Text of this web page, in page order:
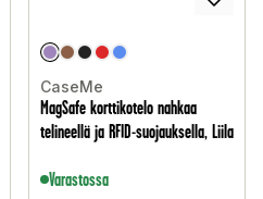
CaseMe
MagSafe korttikotelo nahkaa
telineellä ja RFID-suojauksella, Liila
Varastossa